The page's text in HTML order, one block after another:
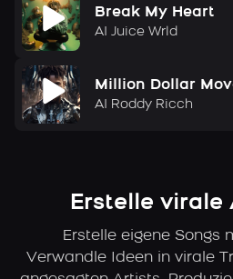
Break My Heart
AI Juice Wrld
Million Dollar
AI Roddy Ricch
Erstelle virale
Erstelle eigene Songs
Verwandle Ideen in virale